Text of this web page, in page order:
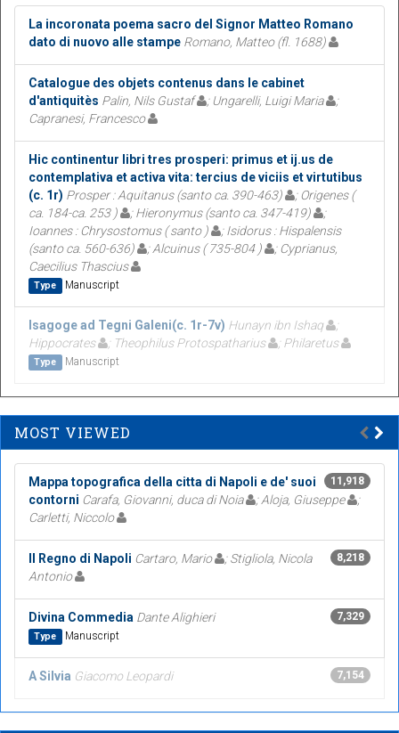
La incoronata poema sacro del Signor Matteo Romano
dato di nuovo alle stampe Romano, Matteo (fl. 1688)
Catalogue des objets contenus dans le cabinet
d'antiquitès Palin, Nils Gustaf ; Ungarelli, Luigi Maria
;
Capranesi, Francesco
Hic continentur libri tres prosperi: primus et ij.us de
contemplativa et activa vita: tercius de viciis et virtutibus
(c. 1r) Prosper : Aquitanus (santo ca. 390-463)
; Origenes (
ca. 184-ca. 253 )
; Hieronymus (santo ca. 347-419)
;
Ioannes : Chrysostomus ( santo )
; Isidorus : Hispalensis
(santo ca. 560-636)
; Alcuinus ( 735-804 )
; Cyprianus,
Caecilius Thascius
Type Manuscript
Isagoge ad Tegni Galeni(c. 1r-7v) Hunayn ibn Ishaq
Hippocrates
; Theophilus Protospatharius ; Philaretus
Type Manuscript
MOST VIEWED
11,918
Mappa topografica della citta di Napoli e de' suoi
contorni Carafa, Giovanni, duca di Noia ; Aloja, Giuseppe
;
Carletti, Niccolo
8,218
Il Regno di Napoli Cartaro, Mario
; Stigliola, Nicola
Antonio
7,329
Divina Commedia Dante Alighieri
Type Manuscript
7,154
A Silvia Giacomo Leopardi